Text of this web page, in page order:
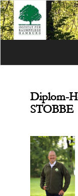
Diplom-
STOBBE